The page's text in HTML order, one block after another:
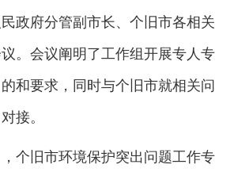
政府分管副市长、个旧市各相关
。会议阐明了工作组开展专人专
和要求，同时与个旧市就相关问
接。
个旧市环境保护突出问题工作专